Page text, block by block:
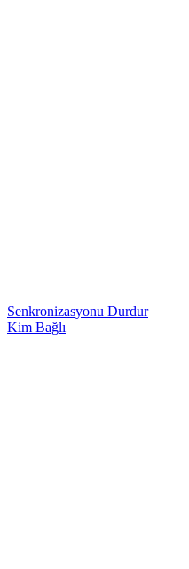
Senkronizasyonu Durdur
Kim Bağlı